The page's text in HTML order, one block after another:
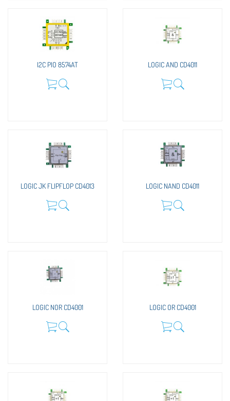
I2C PIO 8574AT LOGIC AND CD4011
LOGIC JK FLIPFLOP CD4013 LOGIC NAND CD4011
LOGIC NOR CD4001 LOGIC OR CD4001